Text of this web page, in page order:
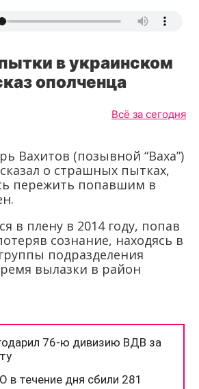
в украинском
ополченца
Всё за сегодня
Вахитов (позывной “Ваха”)
о страшных пытках,
пережить попавшим в
в плену в 2014 году, попав
сознание, находясь в
подразделения
вылазки в район